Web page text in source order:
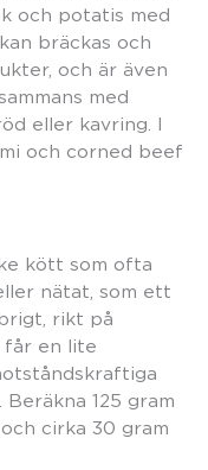
och potatis med
bräckas och
och är även
med
eller kavring. I
och corned beef
kött som ofta
nätat, som ett
rikt på
får en lite
125 gram
cirka 30 gram